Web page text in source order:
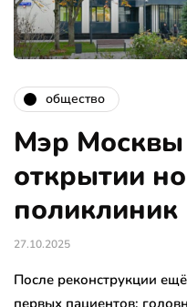
общество
Мэр Москвы
открытии
поликлиник
27.10.2025
После реконструкции
первых пациентов: